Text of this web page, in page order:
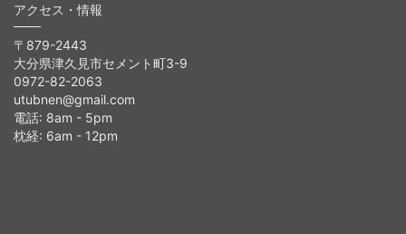
アクセス・情報
〒879-2443
大分県津久見市セメント町3-9
0972-82-2063
utubnen@gmail.com
電話: 8am - 5pm
枕経: 6am - 12pm